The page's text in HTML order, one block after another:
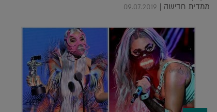
ממדית חדישה | 09.07.2019